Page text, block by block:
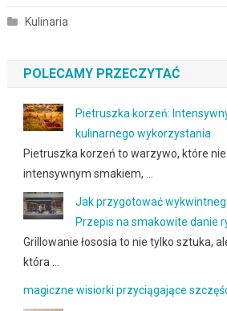
Kulinaria
POLECAMY PRZECZYTAĆ
Pietruszka korzeń:
kulinarnego wykorzystania
Pietruszka korzeń to warzywo, które
intensywnym smakiem, …
Jak przygotować
Przepis na smakowite danie
Grillowanie łososia to nie tylko sztuka,
która …
magiczne wisiorki przyciągające